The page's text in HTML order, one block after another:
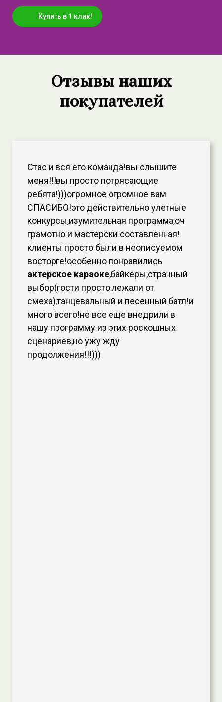
Купить в 1 клик!
Отзывы наших
покупателей
Стас и вся его команда!вы слышите
меня!!!вы просто потрясающие
ребята!)))огромное огромное вам
СПАСИБО!это действительно улетные
конкурсы,изумительная программа,оч
грамотно и мастерски составленная!
клиенты просто были в неописуемом
восторге!особенно понравились
актерское караоке,байкеры,странный
выбор(гости просто лежали от
смеха),танцевальный и песенный батл!и
много всего!не все еще внедрили в
нашу программу из этих роскошных
сценариев,но ужу жду
продолжения!!!)))